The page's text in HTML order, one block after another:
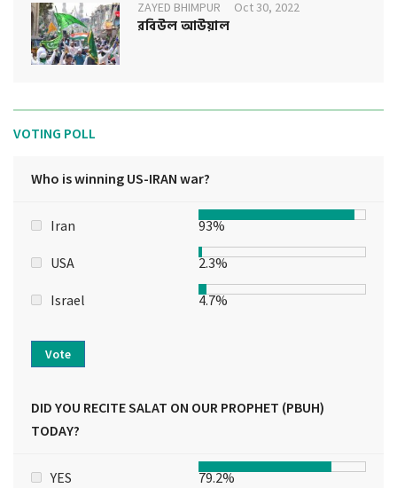
ZAYED BHIMPUR Oct 30, 2022
রবিউল আউয়াল
VOTING POLL
Who is winning US-IRAN war?
Iran 93%
USA 2.3%
Israel 4.7%
Vote
DID YOU RECITE SALAT ON OUR PROPHET (PBUH)
TODAY?
YES 79.2%